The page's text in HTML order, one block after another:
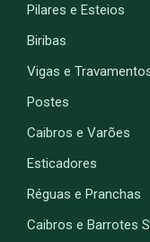
Pilares e Esteios
Biribas
Vigas e
Postes
Caibros e Varões
Esticadores
Réguas e Pranchas
Caibros e Barrotes